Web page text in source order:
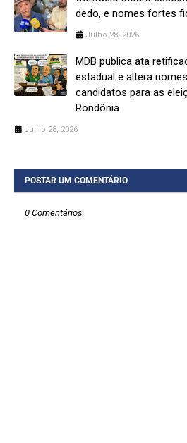
dedo, e nomes fortes
Julho 28, 2026
MDB publica ata
estadual e altera
candidatos para as
Rondônia
Julho 28, 2026
POSTAR UM COMENTÁRIO
0 Comentários